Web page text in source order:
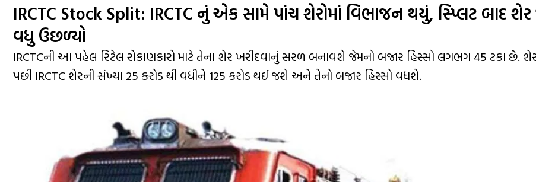
IRCTC Stock Split: IRCTC નું એક સામે પાંચ શેરોમાં વિભાજન થયું, સ્પ્લિટ બાદ શેર
વધુ ઉછળ્યો
IRCTCની આ પહેલ રિટેલ રોકાણકારો માટે તેના શેર ખરીદવાનું સરળ બનાવશે જેમનો બજાર હિસ્સો લગભગ 45 ટકા છે.
પછી IRCTC શેરની સંખ્યા 25 કરોડ થી વધીને 125 કરોડ થઈ જશે અને તેનો બજાર હિસ્સો વધશે.